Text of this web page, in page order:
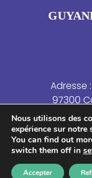
Adresse
97300
Adresse : 4
de la
Nous utilisons des
expérience sur notre
You can find out
switch them off in
Accepter